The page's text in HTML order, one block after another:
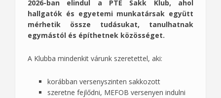
2026-ban elindul a PTE Sakk Klub, ahol
hallgatók és egyetemi munkatársak együtt
mérhetik össze tudásukat, tanulhatnak
egymástól és építhetnek közösséget.
A Klubba mindenkit várunk szeretettel, aki:
korábban versenyszinten sakkozott
szeretne fejlődni, MEFOB versenyen indulni